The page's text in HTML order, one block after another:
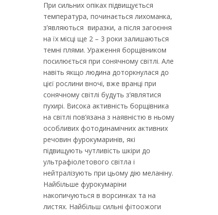
При сильних опіках підвищується
температура, починається лихоманка,
з’являються виразки, а після загоєння
на їх місці ще 2 – 3 роки залишаються
темні плями. Ураження борщівником
посилюється при сонячному світлі. Але
навіть якщо людина доторкнулася до
цієї рослини вночі, вже вранці при
сонячному світлі будуть з’являтися
пухирі. Висока активність борщівника
на світлі пов’язана з наявністю в ньому
особливих фотодинамічних активних
речовин фурокумаринів, які
підвищують чутливість шкіри до
ультрафіолетового світла і
нейтралізують при цьому дію меланіну.
Найбільше фурокумаріни
накопичуються в ворсинках та на
листях. Найбільш сильні фітоожоги